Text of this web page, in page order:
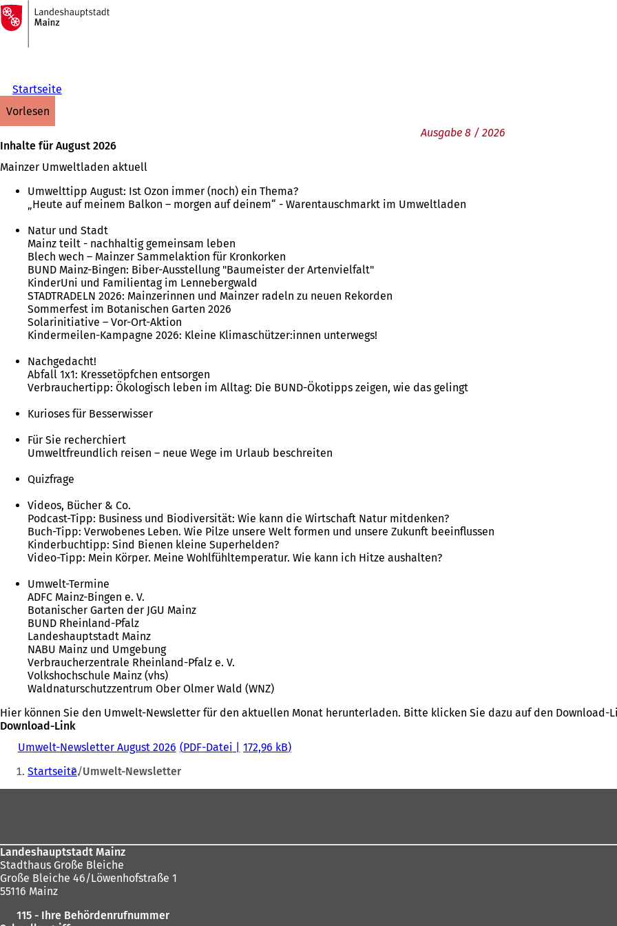
Inhalt anspringen
Zur
Startseite
Startseite
vorlesen
Ausgabe 8 / 2026
Inhalte für August 2026
Mainzer Umweltladen aktuell
Umwelttipp August: Ist Ozon immer (noch) ein Thema?
„Heute auf meinem Balkon – morgen auf deinem“ - Warentauschmarkt im Umweltladen
Natur und Stadt
Mainz teilt - nachhaltig gemeinsam leben
Blech wech – Mainzer Sammelaktion für Kronkorken
BUND Mainz-Bingen: Biber-Ausstellung "Baumeister der Artenvielfalt"
KinderUni und Familientag im Lennebergwald
STADTRADELN 2026: Mainzerinnen und Mainzer radeln zu neuen Rekorden
Sommerfest im Botanischen Garten 2026
Solarinitiative – Vor-Ort-Aktion
Kindermeilen-Kampagne 2026: Kleine Klimaschützer:innen unterwegs!
Nachgedacht!
Abfall 1x1: Kressetöpfchen entsorgen
Verbrauchertipp: Ökologisch leben im Alltag: Die BUND-Ökotipps zeigen, wie das gelingt
Kurioses für Besserwisser
Für Sie recherchiert
Umweltfreundlich reisen – neue Wege im Urlaub beschreiten
Quizfrage
Videos, Bücher & Co.
Podcast-Tipp: Business und Biodiversität: Wie kann die Wirtschaft Natur mitdenken?
Buch-Tipp: Verwobenes Leben. Wie Pilze unsere Welt formen und unsere Zukunft beeinflussen
Kinderbuchtipp: Sind Bienen kleine Superhelden?
Video-Tipp: Mein Körper. Meine Wohlfühltemperatur. Wie kann ich Hitze aushalten?
Umwelt-Termine
ADFC Mainz-Bingen e. V.
Botanischer Garten der JGU Mainz
BUND Rheinland-Pfalz
Landeshauptstadt Mainz
NABU Mainz und Umgebung
Verbraucherzentrale Rheinland-Pfalz e. V.
Volkshochschule Mainz (vhs)
Waldnaturschutzzentrum Ober Olmer Wald (WNZ)
Hier können Sie den Umwelt-Newsletter für den aktuellen Monat herunterladen. Bitte klicken Sie dazu auf den Download-
Download-Link
Umwelt-Newsletter August 2026 PDF-Datei 172,96 kB
Sie
befinden
Startseite Umwelt-Newsletter
Landeshauptstadt Mainz
Stadthaus Große Bleiche
Große Bleiche 46/Löwenhofstraße 1
55116 Mainz
115 - Ihre Behördenrufnummer